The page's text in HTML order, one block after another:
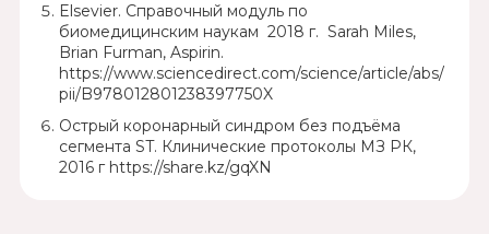
Elsevier. Справочный модуль по
биомедицинским наукам 2018 г. Sarah Miles,
Brian Furman, Aspirin.
https://www.sciencedirect.com/science/article/abs/
pii/B978012801238397750X
Острый коронарный синдром без подъёма
сегмента ST. Клинические протоколы МЗ РК,
2016 г https://share.kz/gqXN